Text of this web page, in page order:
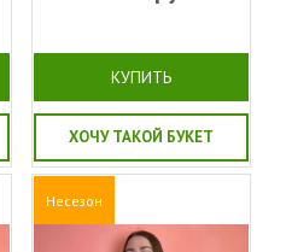
КУПИТЬ
ХОЧУ ТАКОЙ БУКЕТ
Несезон